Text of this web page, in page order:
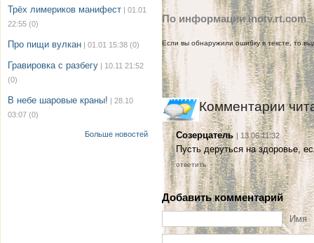
Трёх лимериков манифест | 01.01
22:55 (0)
Про пищи вулкан | 01.01 15:38 (0)
Гравировка с разбегу | 10.11 21:52
(0)
В небе шаровые краны! | 28.10
03:07 (0)
Больше новостей
По информации inotv.rt.com
Если вы обнаружили ошибку в тексте, то
Комментарии
Созерцатель| 13.06 11:32
Пусть деруться на здоровье,
ответить
Добавить комментарий
Имя